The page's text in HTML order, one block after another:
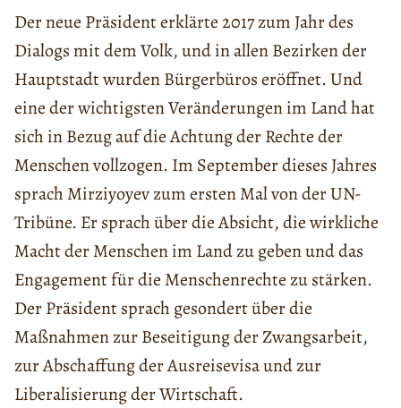
Der neue Präsident erklärte 2017 zum Jahr des
Dialogs mit dem Volk, und in allen Bezirken der
Hauptstadt wurden Bürgerbüros eröffnet. Und
eine der wichtigsten Veränderungen im Land hat
sich in Bezug auf die Achtung der Rechte der
Menschen vollzogen. Im September dieses Jahres
sprach Mirziyoyev zum ersten Mal von der UN-
Tribüne. Er sprach über die Absicht, die wirkliche
Macht der Menschen im Land zu geben und das
Engagement für die Menschenrechte zu stärken.
Der Präsident sprach gesondert über die
Maßnahmen zur Beseitigung der Zwangsarbeit,
zur Abschaffung der Ausreisevisa und zur
Liberalisierung der Wirtschaft.